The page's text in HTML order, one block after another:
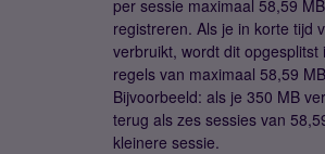
per sessie maximaal 58,59
registreren. Als je in korte tijd
verbruikt, wordt dit opgesplitst
regels van maximaal 58,59
Bijvoorbeeld: als je 350 MB
terug als zes sessies van
kleinere sessie.